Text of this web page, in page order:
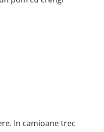
In camioane trec